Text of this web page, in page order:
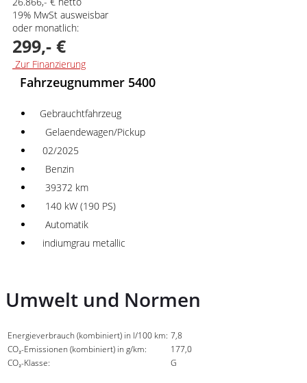
19% MwSt ausweisbar
oder monatlich:
299,- €
Zur Finanzierung
Fahrzeugnummer 5400
Gebrauchtfahrzeug
Gelaendewagen/Pickup
02/2025
Benzin
39372 km
140 kW (190 PS)
Automatik
indiumgrau metallic
Umwelt und Normen
Energieverbrauch (kombiniert) in l/100 km: 7,8
CO₂-Emissionen (kombiniert) in g/km:
177,0
CO₂-Klasse:
G